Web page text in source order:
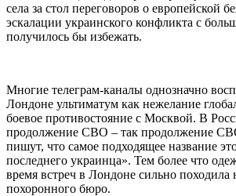
села за стол переговоров о европейской
эскалации украинского конфликта с
получилось бы избежать.
Многие телеграм-каналы однозначно
Лондоне ультиматум как нежелание
боевое противостояние с Москвой. В
продолжение СВО – так продолжение
пишут, что самое подходящее название
последнего украинца». Тем более что
время встреч в Лондоне сильно походила
похоронного бюро.